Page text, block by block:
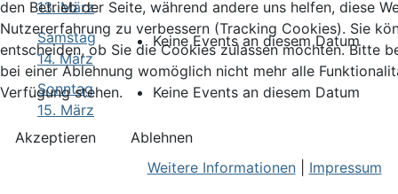
13. März
Samstag
14. März
Keine Events an diesem Datum
Sonntag
15. März
Keine Events an diesem Datum
den Betrieb der Seite, während andere uns helfen, diese
Nutzererfahrung zu verbessern (Tracking Cookies). Sie
entscheiden, ob Sie die Cookies zulassen möchten. Bitte
bei einer Ablehnung womöglich nicht mehr alle
Verfügung stehen.
Akzeptieren
Ablehnen
Weitere Informationen| Impressum